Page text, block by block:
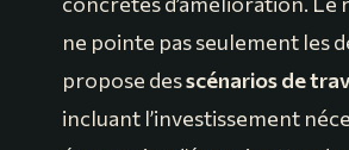
ne pointe pas seulement les
propose desscénarios de
incluant l’investissement